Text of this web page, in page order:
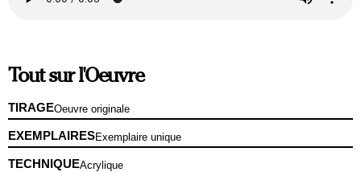
Tout sur l'Oeuvre
TIRAGEOeuvre originale
EXEMPLAIRESExemplaire unique
TECHNIQUEAcrylique